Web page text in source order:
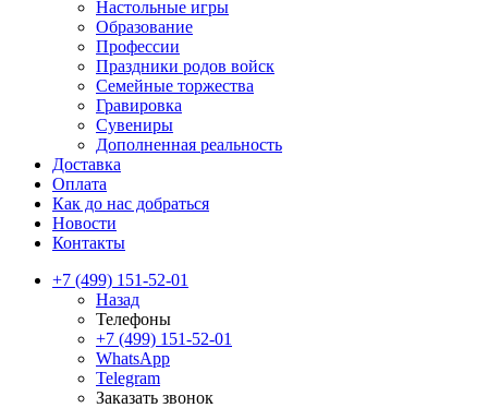
Настольные игры
Образование
Профессии
Праздники родов войск
Семейные торжества
Гравировка
Сувениры
Дополненная реальность
Доставка
Оплата
Как до нас добраться
Новости
Контакты
+7 (499) 151-52-01
Назад
Телефоны
+7 (499) 151-52-01
WhatsApp
Telegram
Заказать звонок